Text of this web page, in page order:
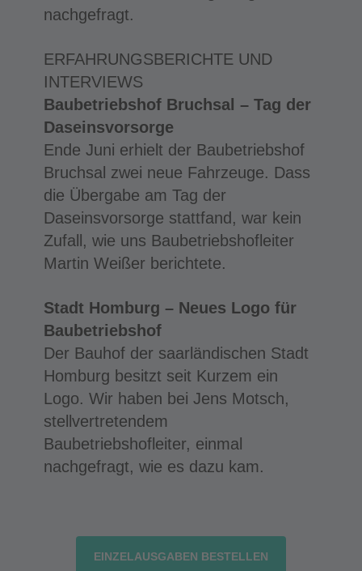
nachgefragt.
ERFAHRUNGSBERICHTE UND
INTERVIEWS
Baubetriebshof Bruchsal – Tag der
Daseinsvorsorge
Ende Juni erhielt der Baubetriebshof
Bruchsal zwei neue Fahrzeuge. Dass
die Übergabe am Tag der
Daseinsvorsorge stattfand, war kein
Zufall, wie uns Baubetriebshofleiter
Martin Weißer berichtete.
Stadt Homburg – Neues Logo für
Baubetriebshof
Der Bauhof der saarländischen Stadt
Homburg besitzt seit Kurzem ein
Logo. Wir haben bei Jens Motsch,
stellvertretendem
Baubetriebshofleiter, einmal
nachgefragt, wie es dazu kam.
EINZELAUSGABEN BESTELLEN